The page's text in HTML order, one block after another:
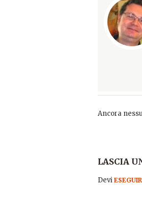
Ancora
LASCIA
Devi